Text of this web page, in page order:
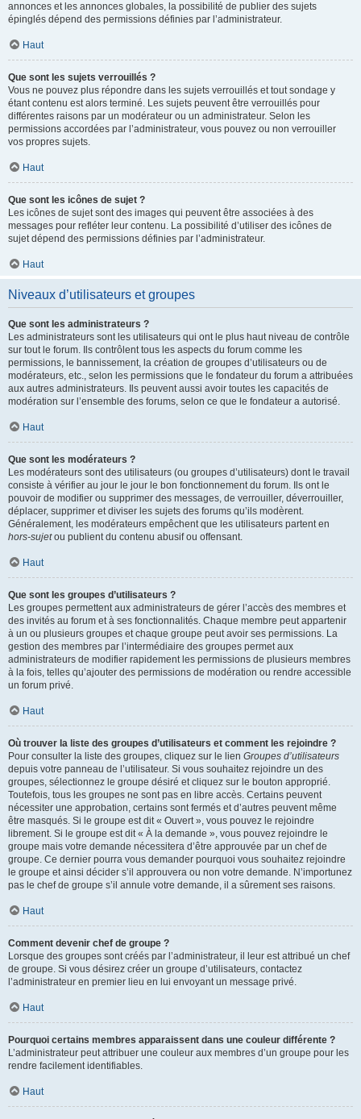
annonces et les annonces globales, la possibilité de publier des sujets
épinglés dépend des permissions définies par l’administrateur.
Haut
Que sont les sujets verrouillés ?
Vous ne pouvez plus répondre dans les sujets verrouillés et tout sondage y
étant contenu est alors terminé. Les sujets peuvent être verrouillés pour
différentes raisons par un modérateur ou un administrateur. Selon les
permissions accordées par l’administrateur, vous pouvez ou non verrouiller
vos propres sujets.
Haut
Que sont les icônes de sujet ?
Les icônes de sujet sont des images qui peuvent être associées à des
messages pour refléter leur contenu. La possibilité d’utiliser des icônes de
sujet dépend des permissions définies par l’administrateur.
Haut
Niveaux d’utilisateurs et groupes
Que sont les administrateurs ?
Les administrateurs sont les utilisateurs qui ont le plus haut niveau de contrôle
sur tout le forum. Ils contrôlent tous les aspects du forum comme les
permissions, le bannissement, la création de groupes d’utilisateurs ou de
modérateurs, etc., selon les permissions que le fondateur du forum a attribuées
aux autres administrateurs. Ils peuvent aussi avoir toutes les capacités de
modération sur l’ensemble des forums, selon ce que le fondateur a autorisé.
Haut
Que sont les modérateurs ?
Les modérateurs sont des utilisateurs (ou groupes d’utilisateurs) dont le travail
consiste à vérifier au jour le jour le bon fonctionnement du forum. Ils ont le
pouvoir de modifier ou supprimer des messages, de verrouiller, déverrouiller,
déplacer, supprimer et diviser les sujets des forums qu’ils modèrent.
Généralement, les modérateurs empêchent que les utilisateurs partent en
hors-sujetou publient du contenu abusif ou offensant.
Haut
Que sont les groupes d’utilisateurs ?
Les groupes permettent aux administrateurs de gérer l’accès des membres et
des invités au forum et à ses fonctionnalités. Chaque membre peut appartenir
à un ou plusieurs groupes et chaque groupe peut avoir ses permissions. La
gestion des membres par l’intermédiaire des groupes permet aux
administrateurs de modifier rapidement les permissions de plusieurs membres
à la fois, telles qu’ajouter des permissions de modération ou rendre accessible
un forum privé.
Haut
Où trouver la liste des groupes d’utilisateurs et comment les rejoindre ?
Pour consulter la liste des groupes, cliquez sur le lien Groupes d’utilisateurs
depuis votre panneau de l’utilisateur. Si vous souhaitez rejoindre un des
groupes, sélectionnez le groupe désiré et cliquez sur le bouton approprié.
Toutefois, tous les groupes ne sont pas en libre accès. Certains peuvent
nécessiter une approbation, certains sont fermés et d’autres peuvent même
être masqués. Si le groupe est dit « Ouvert », vous pouvez le rejoindre
librement. Si le groupe est dit « À la demande », vous pouvez rejoindre le
groupe mais votre demande nécessitera d’être approuvée par un chef de
groupe. Ce dernier pourra vous demander pourquoi vous souhaitez rejoindre
le groupe et ainsi décider s’il approuvera ou non votre demande. N’importunez
pas le chef de groupe s’il annule votre demande, il a sûrement ses raisons.
Haut
Comment devenir chef de groupe ?
Lorsque des groupes sont créés par l’administrateur, il leur est attribué un chef
de groupe. Si vous désirez créer un groupe d’utilisateurs, contactez
l’administrateur en premier lieu en lui envoyant un message privé.
Haut
Pourquoi certains membres apparaissent dans une couleur différente ?
L’administrateur peut attribuer une couleur aux membres d’un groupe pour les
rendre facilement identifiables.
Haut